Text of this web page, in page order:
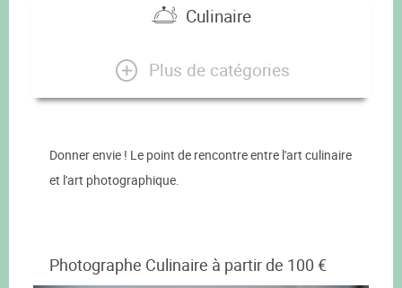
Culinaire
Plus de catégories
Donner envie ! Le point de rencontre entre l'art culinaire
et l'art photographique.
Photographe Culinaire à partir de 100 €